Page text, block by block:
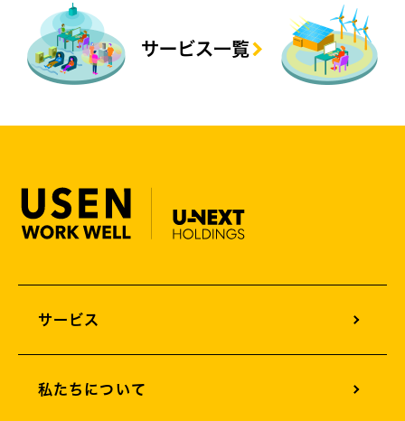
サービス一覧
サービス
オフィスグリーンエネルギー
私たちについて